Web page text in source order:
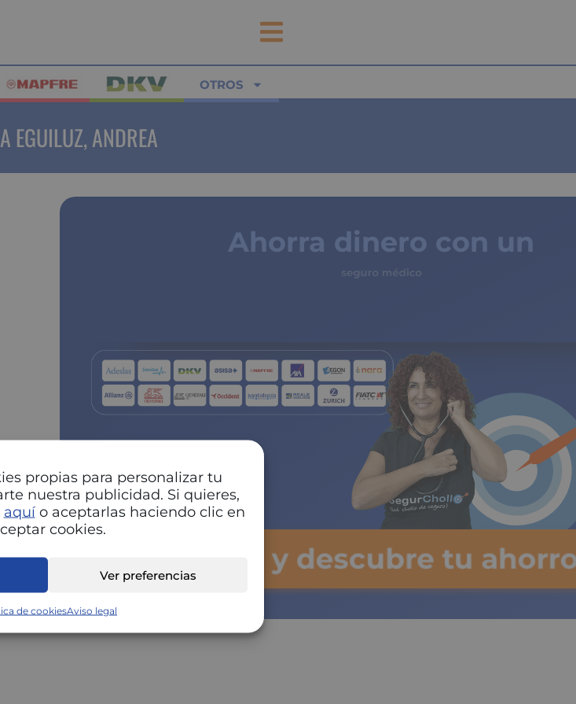
propias para personalizar tu
nuestra publicidad. Si quieres,
aquío aceptarlas haciendo clic en
cookies.
Ver preferencias
de cookiesAviso legal
OTROS
EGUILUZ, ANDREA
Ahorra dinero con un
Pulsa y descubre tu ahorro